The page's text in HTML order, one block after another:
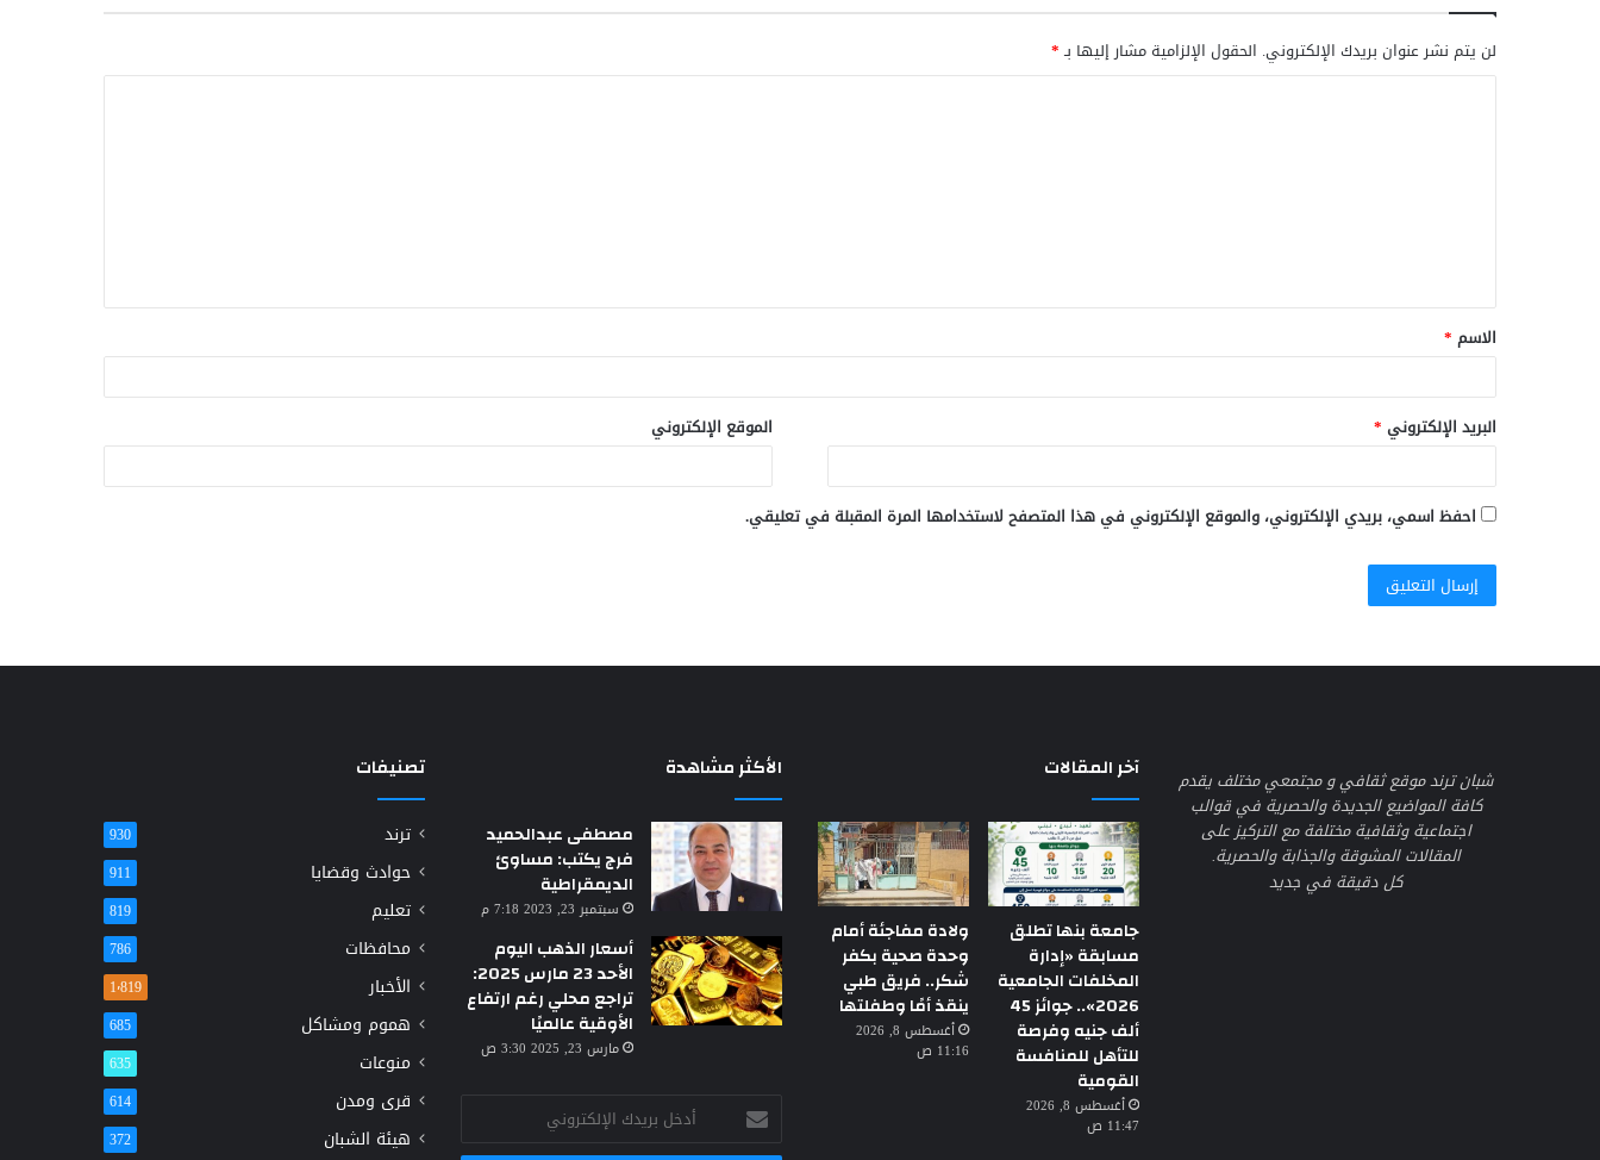
لن يتم نشر عنوان بريدك الإلكتروني. الحقول الإلزامية مشار إليها بـ*
ق
*
الاسم *
البريد الإلكتروني * الموقع الإلكتروني
احفظ اسمي، بريدي الإلكتروني، والموقع الإلكتروني في هذا المتصفح لاستخدامها المرة المقبلة في تعليقي.
شبان ترند موقع ثقافي و مجتمعي مختلف يقدم
كافة المواضيع الجديدة والحصرية في قوالب
اجتماعية وثقافية مختلفة مع التركيز على
المقالات المشوقة والجذابة والحصرية.
كل دقيقة في جديد
آخر المقالات
جامعة بنها تطلق
مسابقة «إدارة
المخلفات الجامعية
2026».. جوائز 45
ألف جنيه وفرصة
للتأهل للمنافسة
القومية
أغسطس 8, 2026
11:47 ص
ولادة مفاجئة أمام
وحدة صحية بكفر
شكر.. فريق طبي
ينقذ أمًا وطفلتها
أغسطس 8, 2026
11:16 ص
الأكثر مشاهدة
مصطفى عبدالحميد
فرج يكتب: مساوئ
الديمقراطية
سبتمبر 23, 2023 7:18 م
أسعار الذهب اليوم
الأحد 23 مارس 2025:
تراجع محلي رغم ارتفاع
الأوقية عالميًا
مارس 23, 2025 3:30 ص
أدخل
بريدك
تصنيفات
ترند 930
حوادث وقضايا 911
تعليم 819
محافظات 786
الأخبار 1٬819
هموم ومشاكل 685
منوعات 635
قرى ومدن 614
هيئة الشبان 372